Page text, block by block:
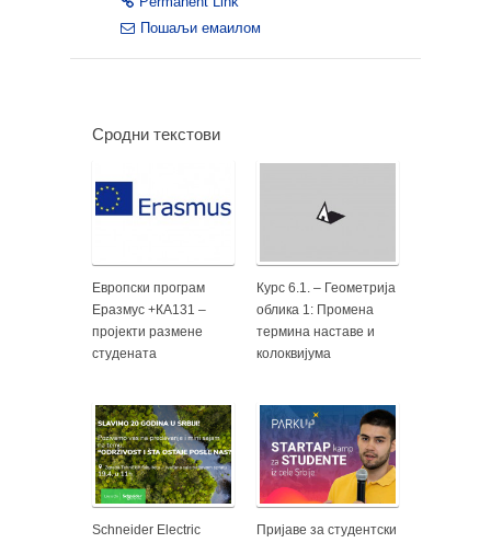
Пошаљи емаилом
Сродни текстови
Европски програм
Еразмус +КА131 –
пројекти размене
студената
Курс 6.1. – Геометрија
облика 1: Промена
термина наставе и
колоквијума
Schneider Electric
Пријаве за студентски